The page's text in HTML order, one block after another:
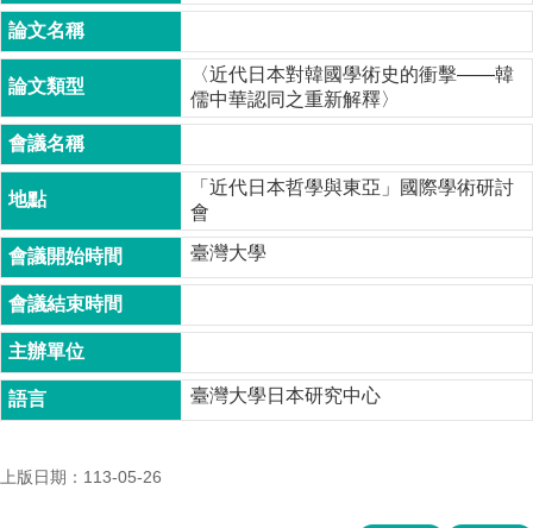
成
員
博
班
碩
士
班
在
職
專
班
學
術
究
〈近代日本對韓國學術史的衝擊――韓
儒中華認同之重新解釋〉
「近代日本哲學與東亞」國際學術研討
會
臺灣大學
臺灣大學日本研究中心
上版日期：113-05-26